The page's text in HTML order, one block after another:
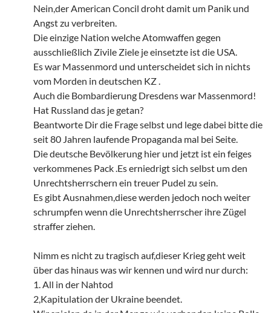
Nein,der American Concil droht damit um Panik und
Angst zu verbreiten.
Die einzige Nation welche Atomwaffen gegen
ausschließlich Zivile Ziele je einsetzte ist die USA.
Es war Massenmord und unterscheidet sich in nichts
vom Morden in deutschen KZ .
Auch die Bombardierung Dresdens war Massenmord!
Hat Russland das je getan?
Beantworte Dir die Frage selbst und lege dabei bitte die
seit 80 Jahren laufende Propaganda mal bei Seite.
Die deutsche Bevölkerung hier und jetzt ist ein feiges
verkommenes Pack .Es erniedrigt sich selbst um den
Unrechtsherrschern ein treuer Pudel zu sein.
Es gibt Ausnahmen,diese werden jedoch noch weiter
schrumpfen wenn die Unrechtsherrscher ihre Zügel
straffer ziehen.
Nimm es nicht zu tragisch auf,dieser Krieg geht weit
über das hinaus was wir kennen und wird nur durch:
1. All in der Nahtod
2,Kapitulation der Ukraine beendet.